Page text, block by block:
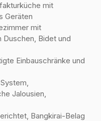
mit
Geräten
mit
Duschen, Bidet und
Einbauschränke und
Jalousien,
Bangkirai-Belag